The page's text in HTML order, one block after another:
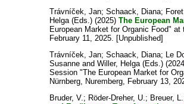
Trávníček, Jan;Schaack, Diana;
Helga(Eds.) (2025)The European
European Market for Organic Food"
February 11, 2025. [Unpublished]
Trávníček, Jan;Schaack, Diana; Le
Susanne andWiller, Helga(Eds.)
Session "The European Market for
Nürnberg, Nuremberg, February 13,
Bruder, V.; Röder-Dreher, U.; Breuer, L.